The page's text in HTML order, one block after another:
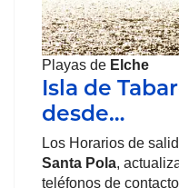
Playas de Elche
Isla de
desde…
Los Horarios de
Santa Pola,
teléfonos de